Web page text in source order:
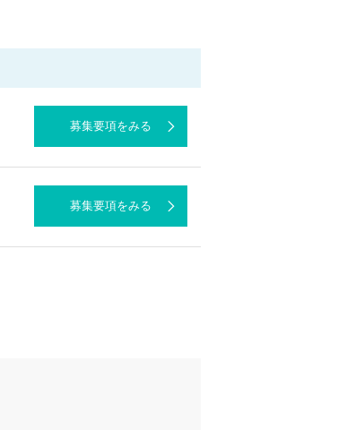
募集要項をみる
募集要項をみる